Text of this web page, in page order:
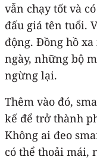
vẫn chạy tốt và
đấu giá tên tuổi.
động. Đồng hồ
ngày, những bộ
ngừng lại.
Thêm vào đó,
kế để trở thành
Không ai đeo
có thể thoải mái,